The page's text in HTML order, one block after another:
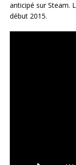
anticipé sur Steam.
début 2015.